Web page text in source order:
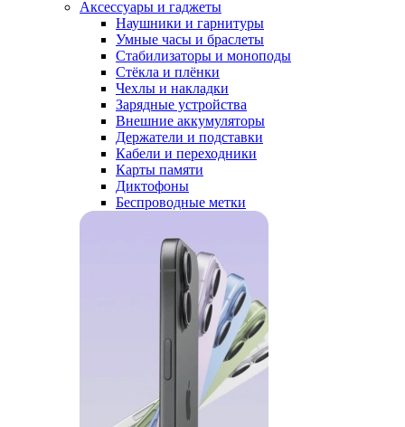
Аксессуары и гаджеты
Наушники и гарнитуры
Умные часы и браслеты
Стабилизаторы и моноподы
Стёкла и плёнки
Чехлы и накладки
Зарядные устройства
Внешние аккумуляторы
Держатели и подставки
Кабели и переходники
Карты памяти
Диктофоны
Беспроводные метки